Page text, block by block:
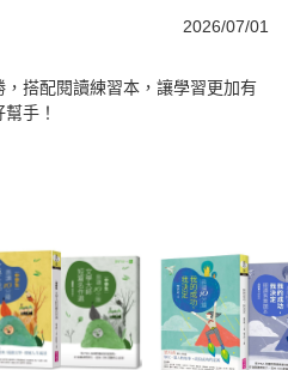
2026/07/01
搭配閱讀練習本，讓學習更加有
手！